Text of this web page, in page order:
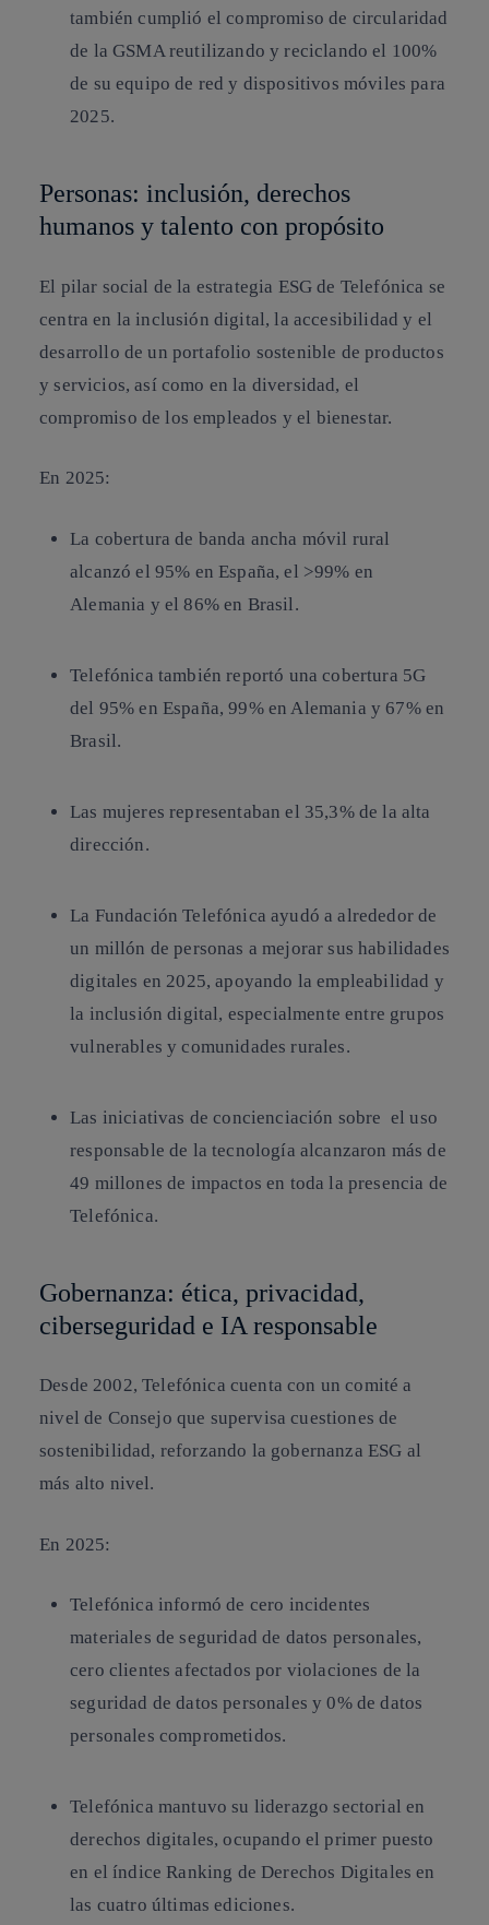
también cumplió el compromiso de circularidad
de la GSMA reutilizando y reciclando el 100%
de su equipo de red y dispositivos móviles para
2025.
Personas: inclusión, derechos
humanos y talento con propósito
El pilar social de la estrategia ESG de Telefónica se
centra en la inclusión digital, la accesibilidad y el
desarrollo de un portafolio sostenible de productos
y servicios, así como en la diversidad, el
compromiso de los empleados y el bienestar.
En 2025:
La cobertura de banda ancha móvil rural
alcanzó el 95% en España, el >99% en
Alemania y el 86% en Brasil.
Telefónica también reportó una cobertura 5G
del 95% en España, 99% en Alemania y 67% en
Brasil.
Las mujeres representaban el 35,3% de la alta
dirección.
La Fundación Telefónica ayudó a alrededor de
un millón de personas a mejorar sus habilidades
digitales en 2025, apoyando la empleabilidad y
la inclusión digital, especialmente entre grupos
vulnerables y comunidades rurales.
Las iniciativas de concienciación sobre el uso
responsable de la tecnología alcanzaron más de
49 millones de impactos en toda la presencia de
Telefónica.
Gobernanza: ética, privacidad,
ciberseguridad e IA responsable
Desde 2002, Telefónica cuenta con un comité a
nivel de Consejo que supervisa cuestiones de
sostenibilidad, reforzando la gobernanza ESG al
más alto nivel.
En 2025:
Telefónica informó de cero incidentes
materiales de seguridad de datos personales,
cero clientes afectados por violaciones de la
seguridad de datos personales y 0% de datos
personales comprometidos.
Telefónica mantuvo su liderazgo sectorial en
derechos digitales, ocupando el primer puesto
en elíndice Ranking de Derechos Digitales en
las cuatro últimas ediciones.